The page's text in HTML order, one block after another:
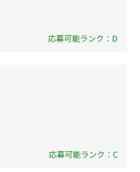
Beam、
Notebook、
すべて禁煙
センター駅」徒歩6
、2人目以降／月
応募可能ランク：D
応募可能ランク：C